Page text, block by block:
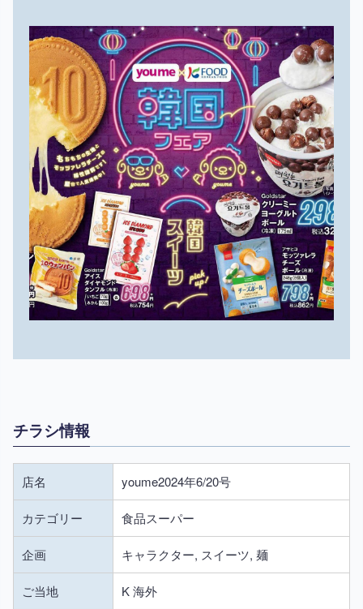
チラシ情報
店名 youme2024年6/20号
カテゴリー 食品スーパー
企画 キャラクター, スイーツ, 麺
ご当地 K 海外